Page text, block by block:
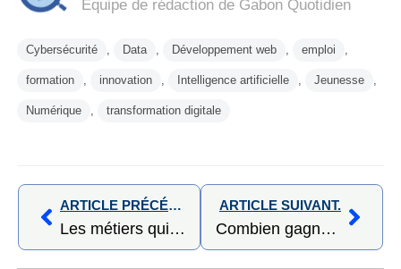
Équipe de rédaction de Gabon Quotidien
Cybersécurité Data Développement web emploi
formation innovation Intelligence artificielle Jeunesse
Numérique transformation digitale
ARTICLE PRÉCÉDENT,
Les métiers qui recrutent dans les mines au Gabon : où sont les opportunités pour les jeunes diplômés ?
ARTICLE SUIVANT.
Combien gagne-t-on dans les mines au Gabon ?